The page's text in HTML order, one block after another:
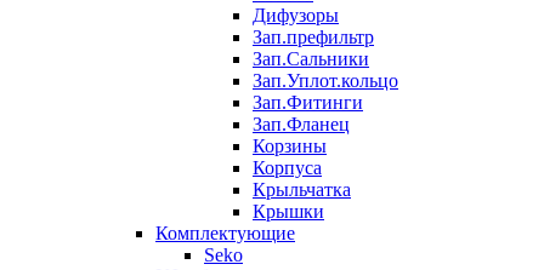
Дифузоры
Зап.префильтр
Зап.Сальники
Зап.Уплот.кольцо
Зап.Фитинги
Зап.Фланец
Корзины
Корпуcа
Крыльчатка
Крышки
Комплектующие
Seko